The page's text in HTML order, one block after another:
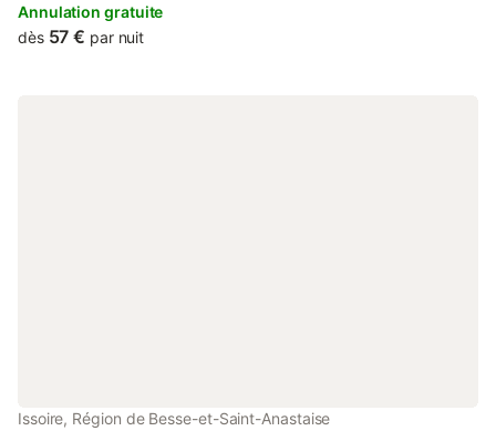
are available at the apartment free of charge.
Annulation gratuite
dès 57 € par nuit
Issoire, Région de Besse-et-Saint-Anastaise